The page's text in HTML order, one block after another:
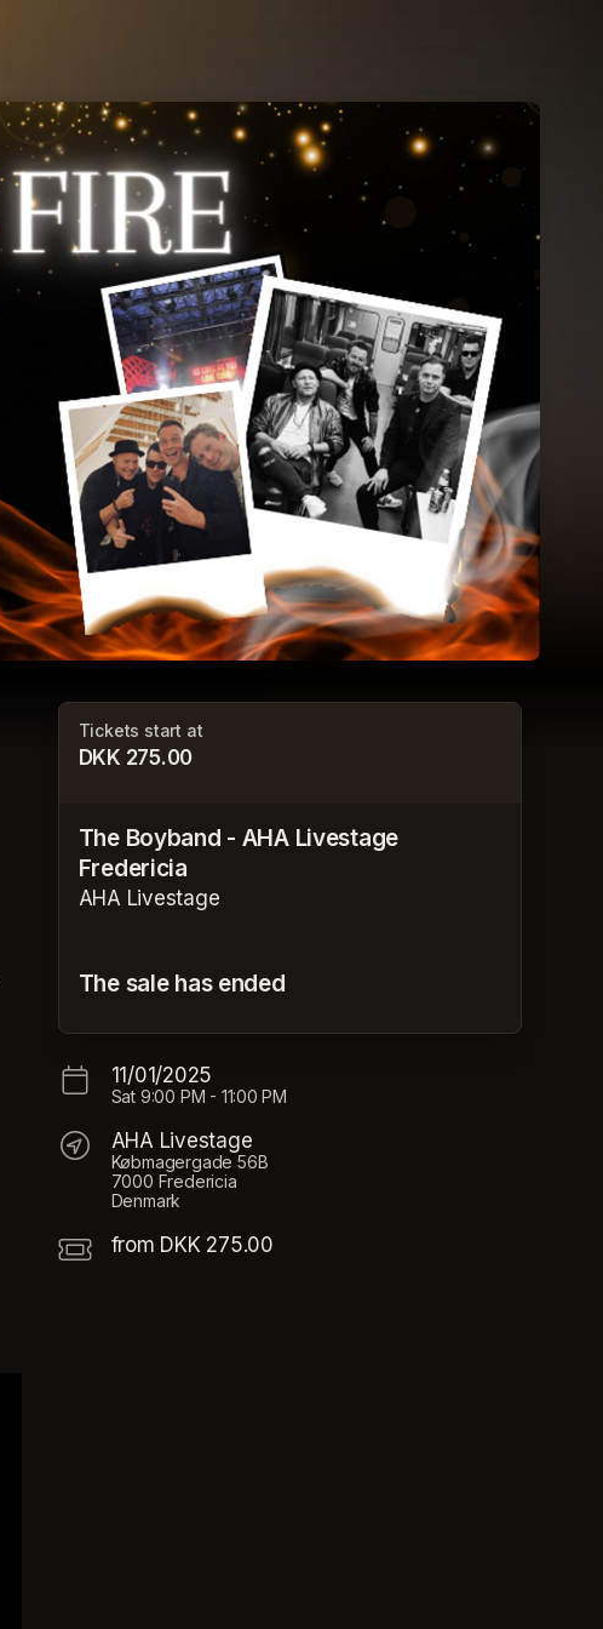
Tickets start at
DKK 275.00
The Boyband - AHA Livestage
Fredericia
AHA Livestage
The sale has ended
11/01/2025
Sat 9:00 PM - 11:00 PM
AHA Livestage
Købmagergade 56B
7000 Fredericia
Denmark
from DKK 275.00